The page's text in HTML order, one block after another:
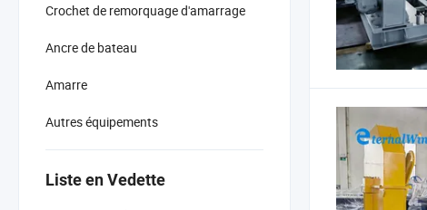
Crochet de remorquage d'amarrage
Ancre de bateau
Amarre
Autres équipements
Liste en Vedette